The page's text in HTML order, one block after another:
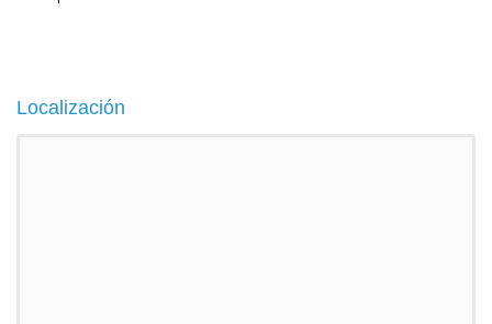
Localización